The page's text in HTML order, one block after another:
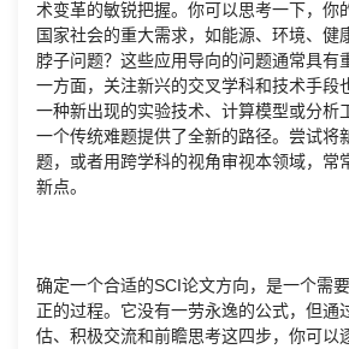
术变革的敏锐把握。你可以思考一下，你
国家社会的重大需求，如能源、环境、健
脖子问题？这些应用导向的问题通常具有
一方面，关注新兴的交叉学科和技术手段
一种新出现的实验技术、计算模型或分析
一个传统难题提供了全新的路径。尝试将
题，或者用跨学科的视角审视本领域，常
新点。
确定一个合适的SCI论文方向，是一个需
正的过程。它没有一劳永逸的公式，但通
估、积极交流和前瞻思考这四步，你可以